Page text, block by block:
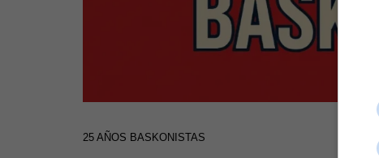
25 AÑOS BASKONISTAS